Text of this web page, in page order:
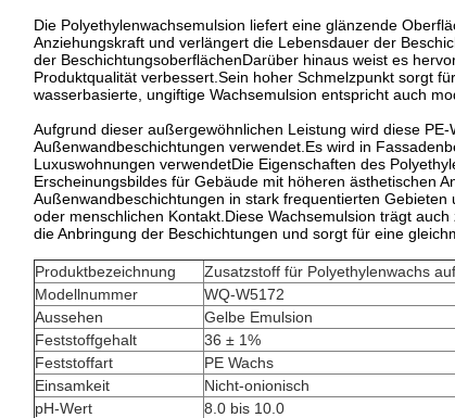
Die Polyethylenwachsemulsion liefert eine glänzende
Anziehungskraft und verlängert die Lebensdauer der
der BeschichtungsoberflächenDarüber hinaus weist es
Produktqualität verbessert.Sein hoher Schmelzpunkt sorgt
wasserbasierte, ungiftige Wachsemulsion entspricht auch
Aufgrund dieser außergewöhnlichen Leistung wird diese
Außenwandbeschichtungen verwendet.Es wird in
Luxuswohnungen verwendetDie Eigenschaften des
Erscheinungsbildes für Gebäude mit höheren ästhetischen
Außenwandbeschichtungen in stark frequentierten
oder menschlichen Kontakt.Diese Wachsemulsion trägt
die Anbringung der Beschichtungen und sorgt für eine
Produktbezeichnung
Zusatzstoff für Polyethylenwachs
Modellnummer
WQ-W5172
Aussehen
Gelbe Emulsion
Feststoffgehalt
36 ± 1%
Feststoffart
PE Wachs
Einsamkeit
Nicht-onionisch
pH-Wert
8.0 bis 10.0